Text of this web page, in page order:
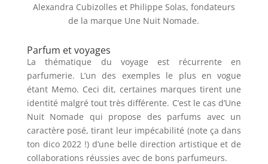
Alexandra Cubizolles et Philippe Solas, fondateurs
de la marque Une Nuit Nomade.
Parfum et voyages
La thématique du voyage est récurrente en
parfumerie. L’un des exemples le plus en vogue
étant Memo. Ceci dit, certaines marques tirent une
identité malgré tout très différente. C’est le cas d’Une
Nuit Nomade qui propose des parfums avec un
caractère posé, tirant leur impécabilité (note ça dans
ton dico 2022 !) d’une belle direction artistique et de
collaborations réussies avec de bons parfumeurs.